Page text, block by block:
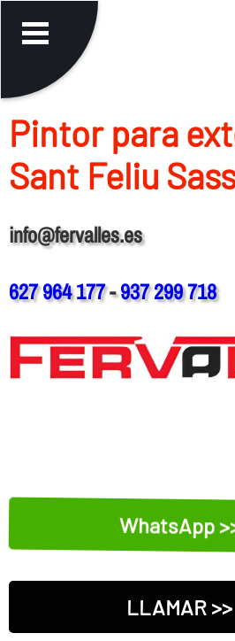
Pintor para
Sant Feliu
info@fervalles.es
627 964 177-937 299 718
WhatsApp
LLAMAR >>